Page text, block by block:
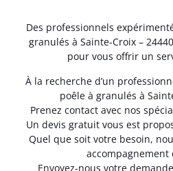
Des professionnels
granulés à Sainte-Croix –
pour vous offrir un
À la recherche d’un
poêle à granulés à
Prenez contact avec nos
Un devis gratuit vous est
Quel que soit votre besoin,
accompagnement
Envoyez-nous votre